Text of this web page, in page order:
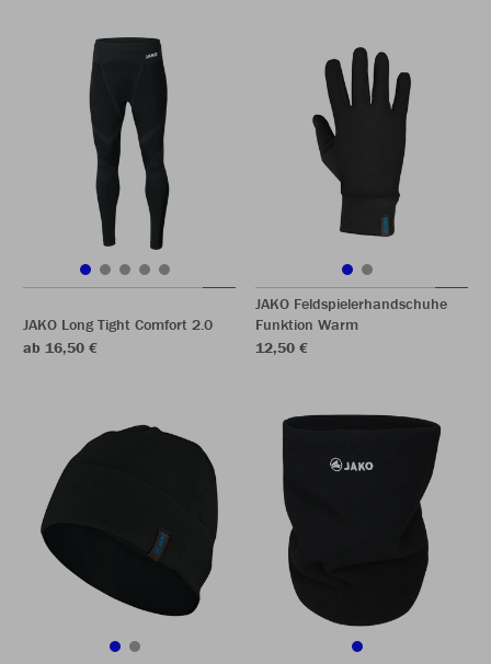
JAKO Long Tight Comfort 2.0
ab 16,50 €
JAKO Feldspielerhandschuhe
Funktion Warm
12,50 €